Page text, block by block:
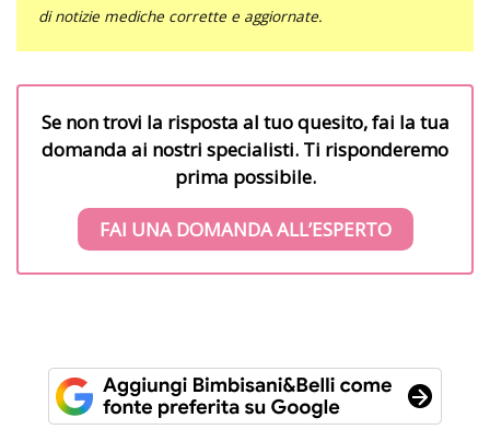
di notizie mediche corrette e aggiornate.
Se non trovi la risposta al tuo quesito, fai la tua
domanda ai nostri specialisti. Ti risponderemo
prima possibile.
FAI UNA DOMANDA ALL’ESPERTO